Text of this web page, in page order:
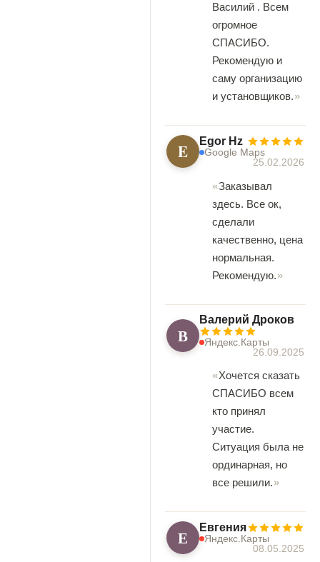
Василий . Всем
огромное
СПАСИБО.
Рекомендую и
саму организацию
и установщиков.
E Egor Hz
Google Maps
25.02.2026
Заказывал
здесь. Все ок,
сделали
качественно, цена
нормальная.
Рекомендую.
В
Валерий Дроков
Яндекс.Карты
26.09.2025
Хочется сказать
СПАСИБО всем
кто принял
участие.
Ситуация была не
ординарная, но
все решили.
Е Евгения
Яндекс.Карты
08.05.2025